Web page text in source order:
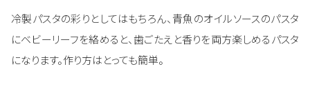
冷製パスタの彩りとしてはもちろん、青魚のオイルソースのパスタ
にベビーリーフを絡めると、歯ごたえと香りを両方楽しめるパスタ
になります。作り方はとっても簡単。